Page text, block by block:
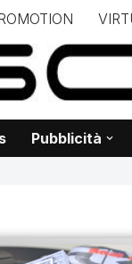
– – – – – – – – – –
Concorsi
Pubblicità